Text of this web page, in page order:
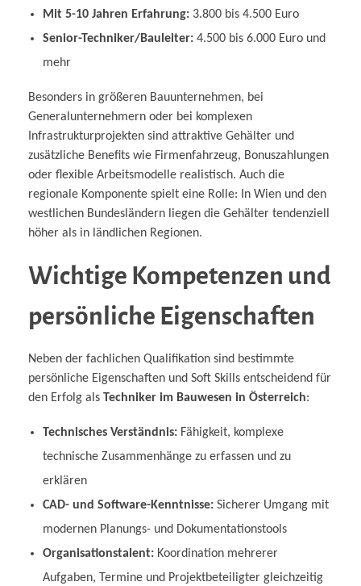
Mit 5-10 Jahren Erfahrung:3.800 bis 4.500 Euro
Senior-Techniker/Bauleiter:4.500 bis 6.000 Euro und
mehr
Besonders in größeren Bauunternehmen, bei
Generalunternehmern oder bei komplexen
Infrastrukturprojekten sind attraktive Gehälter und
zusätzliche Benefits wie Firmenfahrzeug, Bonuszahlungen
oder flexible Arbeitsmodelle realistisch. Auch die
regionale Komponente spielt eine Rolle: In Wien und den
westlichen Bundesländern liegen die Gehälter tendenziell
höher als in ländlichen Regionen.
Wichtige Kompetenzen und
persönliche Eigenschaften
Neben der fachlichen Qualifikation sind bestimmte
persönliche Eigenschaften und Soft Skills entscheidend für
den Erfolg als Techniker im Bauwesen in Österreich:
Technisches Verständnis:Fähigkeit, komplexe
technische Zusammenhänge zu erfassen und zu
erklären
CAD- und Software-Kenntnisse:Sicherer Umgang mit
modernen Planungs- und Dokumentationstools
Organisationstalent:Koordination mehrerer
Aufgaben, Termine und Projektbeteiligter gleichzeitig